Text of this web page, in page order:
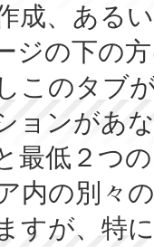
成、ある
ジの下の
このタブ
ョンがあ
最低２つ
内の別々
すが、特